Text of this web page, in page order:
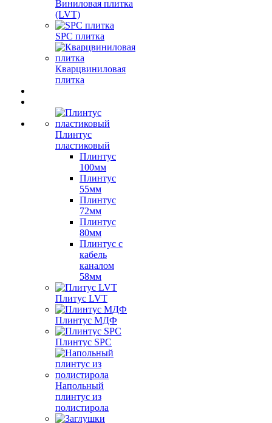
Виниловая плитка
(LVT)
SPC плитка
Кварцвиниловая
плитка
Плинтус
пластиковый
Плинтус
100мм
Плинтус
55мм
Плинтус
72мм
Плинтус
80мм
Плинтус с
кабель
каналом
58мм
Плитус LVT
Плинтус МДФ
Плинтус SPC
Напольный
плинтус из
полистирола